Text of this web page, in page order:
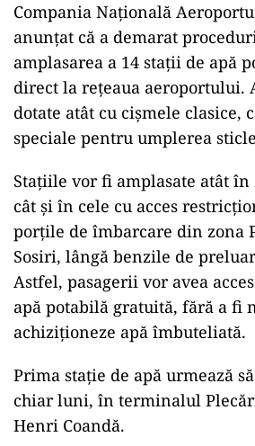
Compania Națională
anunțat că a demarat
amplasarea a 14 stații de apă
direct la rețeaua aeroportului.
dotate atât cu cișmele clasice,
speciale pentru umplerea
Stațiile vor fi amplasate atât
cât și în cele cu acces
porțile de îmbarcare din zona
Sosiri, lângă benzile de
Astfel, pasagerii vor avea
apă potabilă gratuită, fără a fi
achiziționeze apă îmbuteliată.
Prima stație de apă urmează
chiar luni, în terminalul
Henri Coandă.